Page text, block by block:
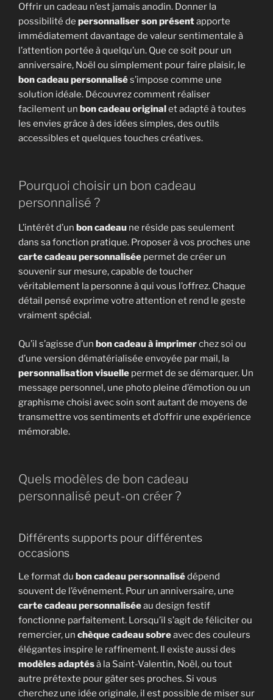
Offrir un cadeau n’est jamais anodin. Donner la
possibilité de personnaliser son présentapporte
immédiatement davantage de valeur sentimentale à
l’attention portée à quelqu’un. Que ce soit pour un
anniversaire, Noël ou simplement pour faire plaisir, le
bon cadeau personnalisés’impose comme une
solution idéale. Découvrez comment réaliser
facilement un bon cadeau originalet adapté à toutes
les envies grâce à des idées simples, des outils
accessibles et quelques touches créatives.
Pourquoi choisir un bon cadeau
personnalisé ?
L’intérêt d’un bon cadeau ne réside pas seulement
dans sa fonction pratique. Proposer à vos proches une
carte cadeau personnalisée permet de créer un
souvenir sur mesure, capable de toucher
véritablement la personne à qui vous l’offrez. Chaque
détail pensé exprime votre attention et rend le geste
vraiment spécial.
Qu’il s’agisse d’un bon cadeau à imprimerchez soi ou
d’une version dématérialisée envoyée par mail, la
personnalisation visuelle permet de se démarquer. Un
message personnel, une photo pleine d’émotion ou un
graphisme choisi avec soin sont autant de moyens de
transmettre vos sentiments et d’offrir une expérience
mémorable.
Quels modèles de bon cadeau
personnalisé peut-on créer ?
Différents supports pour différentes
occasions
Le format du bon cadeau personnalisédépend
souvent de l’événement. Pour un anniversaire, une
carte cadeau personnaliséeau design festif
fonctionne parfaitement. Lorsqu’il s’agit de féliciter ou
remercier, un chèque cadeau sobreavec des couleurs
élégantes inspire le raffinement. Il existe aussi des
modèles adaptésà la Saint-Valentin, Noël, ou tout
autre prétexte pour gâter ses proches. Si vous
cherchez une idée originale, il est possible de miser sur